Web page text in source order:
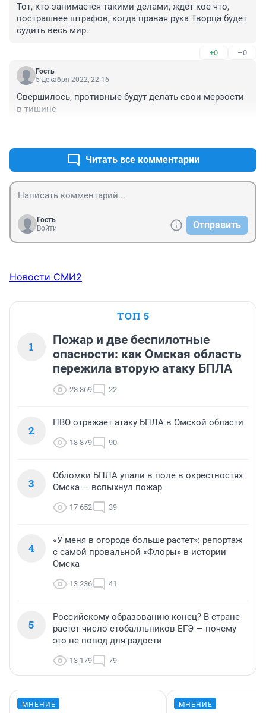
Тот, кто занимается такими делами, ждёт кое что,
пострашнее штрафов, когда правая рука Творца будет
судить весь мир.
+0 –0
Гость
5 декабря 2022, 22:16
Свершилось, противные будут делать свои мерзости
в тишине
Читать все комментарии
Гость
Войти
Отправить
Новости СМИ2
ТОП 5
1
Пожар и две беспилотные
опасности: как Омская область
пережила вторую атаку БПЛА
28 869 22
2
ПВО отражает атаку БПЛА в Омской области
18 879 90
3
Обломки БПЛА упали в поле в окрестностях
Омска — вспыхнул пожар
17 652 39
4
«У меня в огороде больше растет»: репортаж
с самой провальной «Флоры» в истории
Омска
13 236 41
5
Российскому образованию конец? В стране
растет число стобалльников ЕГЭ — почему
это не повод для радости
13 179 79
МНЕНИЕ МНЕНИЕ